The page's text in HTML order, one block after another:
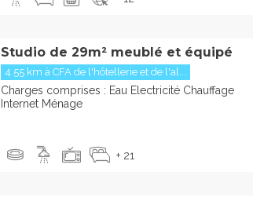
Studio de 29m² meublé et équipé
4.55 km à CFA de l'hôtellerie et de l'al...
Charges comprises : Eau Electricité Chauffage
Internet Ménage
+ 21